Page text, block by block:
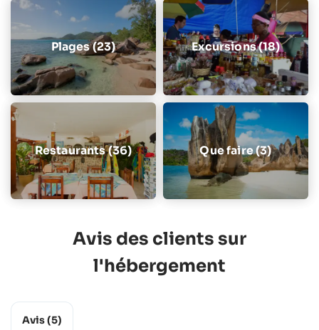
Plages (23) Excursions (18)
Restaurants (36) Que faire (3)
Avis des clients sur
l'hébergement
Avis(5)